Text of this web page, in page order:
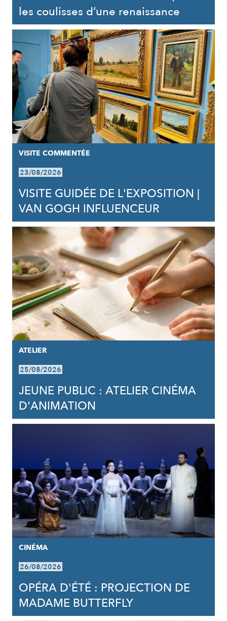
les coulisses d’une renaissance
VISITE COMMENTÉE
23/08/2026
VISITE GUIDÉE DE L'EXPOSITION |
VAN GOGH INFLUENCEUR
ATELIER
25/08/2026
JEUNE PUBLIC : ATELIER CINÉMA
D'ANIMATION
CINÉMA
26/08/2026
OPÉRA D'ÉTÉ : PROJECTION DE
MADAME BUTTERFLY